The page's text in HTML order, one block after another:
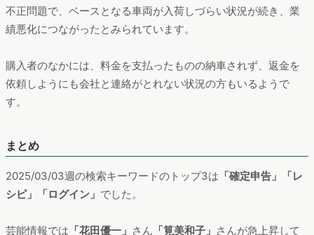
不正問題で、ベースとなる車両が入荷しづらい状況が続き、業
績悪化につながったとみられています。
購入者のなかには、料金を支払ったものの納車されず、返金を
依頼しようにも会社と連絡がとれない状況の方もいるようで
す。
まとめ
2025/03/03週の検索キーワードのトップ3は 「確定申告」「レ
シピ」「ログイン」 でした。
芸能情報では 「花田優一」 さん 「筧美和子」 さんが急上昇して